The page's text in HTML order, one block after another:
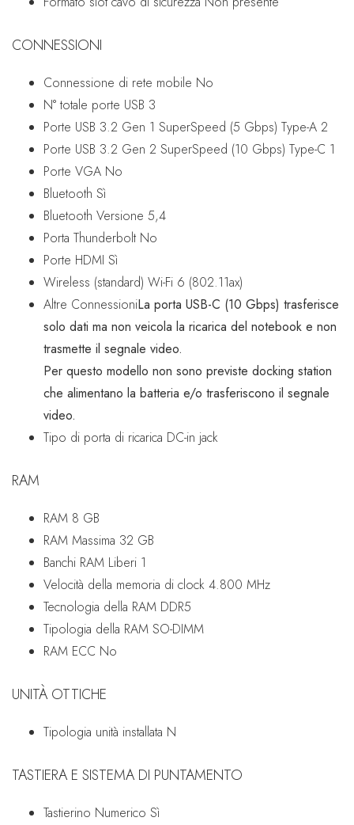
CONNESSIONI
Connessione di rete mobile No
N° totale porte USB 3
Porte USB 3.2 Gen 1 SuperSpeed (5 Gbps) Type-A 2
Porte USB 3.2 Gen 2 SuperSpeed (10 Gbps) Type-C 1
Porte VGA No
Bluetooth Sì
Bluetooth Versione 5,4
Porta Thunderbolt No
Porte HDMI Sì
Wireless (standard) Wi-Fi 6 (802.11ax)
Altre ConnessioniLa porta USB-C (10 Gbps) trasferisce
solo dati ma non veicola la ricarica del notebook e non
trasmette il segnale video.
Per questo modello non sono previste docking station
che alimentano la batteria e/o trasferiscono il segnale
video.
Tipo di porta di ricarica DC-in jack
RAM
RAM 8 GB
RAM Massima 32 GB
Banchi RAM Liberi 1
Velocità della memoria di clock 4.800 MHz
Tecnologia della RAM DDR5
Tipologia della RAM SO-DIMM
RAM ECC No
UNITÀ OTTICHE
Tipologia unità installata N
TASTIERA E SISTEMA DI PUNTAMENTO
Tastierino Numerico Sì